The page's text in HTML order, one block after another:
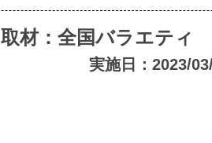
取材：全国バラエティ
実施日：2023/